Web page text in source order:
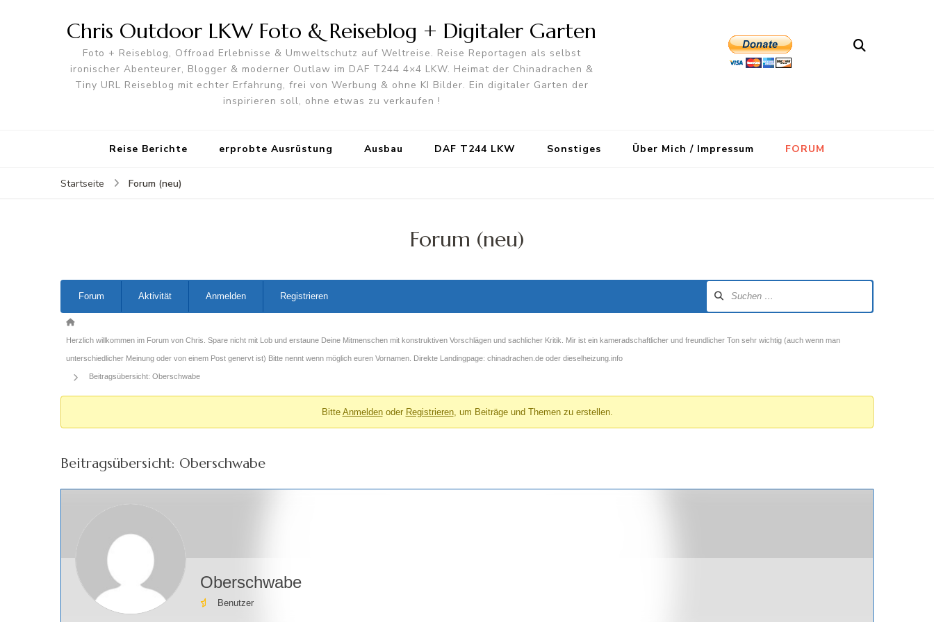
Chris Outdoor LKW Foto & Reiseblog + Digitaler Garten
Foto + Reiseblog, Offroad Erlebnisse & Umweltschutz auf Weltreise. Reise Reportagen als selbst
ironischer Abenteurer, Blogger & moderner Outlaw im DAF T244 4×4 LKW. Heimat der Chinadrachen &
Tiny URL Reiseblog mit echter Erfahrung, frei von Werbung & ohne KI Bilder. Ein digitaler Garten der
inspirieren soll, ohne etwas zu verkaufen !
Reise Berichte erprobte Ausrüstung Ausbau DAF T244 LKW Sonstiges Über Mich / Impressum FORUM
Startseite Forum (neu)
Forum (neu)
Navigation
Forum Aktivität Anmelden Registrieren
Forum-
Breadcrumbs
-
Du
Herzlich willkommen im Forum von Chris. Spare nicht mit Lob und erstaune Deine Mitmenschen mit konstruktiven Vorschlägen und sachlicher Kritik. Mir ist ein kameradschaftlicher und freundlicher Ton sehr wichtig (auch wenn man
unterschiedlicher Meinung oder von einem Post genervt ist) Bitte nennt wenn möglich euren Vornamen. Direkte Landingpage: chinadrachen.de oder dieselheizung.info
Beitragsübersicht: Oberschwabe
Bitte Anmeldenoder Registrieren, um Beiträge und Themen zu erstellen.
Beitragsübersicht: Oberschwabe
Oberschwabe
Benutzer